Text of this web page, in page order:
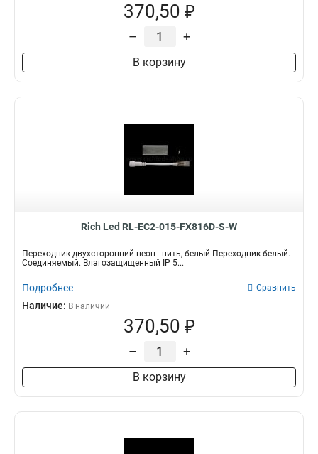
370,50 ₽
– +
В корзину
Rich Led RL-EC2-015-FX816D-S-W
Переходник двухсторонний неон - нить, белый Переходник белый.
Соединяемый. Влагозащищенный IP 5...
Подробнее Сравнить
Наличие: В наличии
370,50 ₽
– +
В корзину